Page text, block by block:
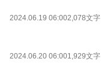
2024.06.19 06:002,078文字
2024.06.20 06:001,929文字